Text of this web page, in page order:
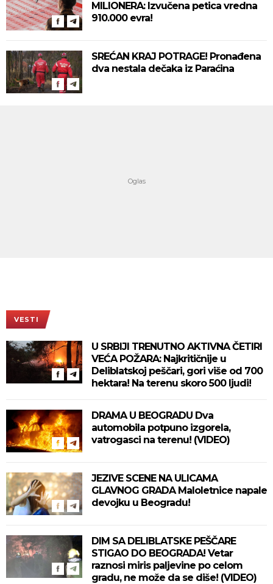
MILIONERA: Izvučena petica vredna
910.000 evra!
SREĆAN KRAJ POTRAGE! Pronađena
dva nestala dečaka iz Paraćina
VESTI
U SRBIJI TRENUTNO AKTIVNA ČETIRI
VEĆA POŽARA: Najkritičnije u
Deliblatskoj peščari, gori više od 700
hektara! Na terenu skoro 500 ljudi!
DRAMA U BEOGRADU Dva
automobila potpuno izgorela,
vatrogasci na terenu! (VIDEO)
JEZIVE SCENE NA ULICAMA
GLAVNOG GRADA Maloletnice napale
devojku u Beogradu!
DIM SA DELIBLATSKE PEŠČARE
STIGAO DO BEOGRADA! Vetar
raznosi miris paljevine po celom
gradu, ne može da se diše! (VIDEO)